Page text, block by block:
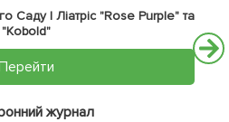
Саду | Ліатріс "Rose Purple" та
"Kobold"
журнал